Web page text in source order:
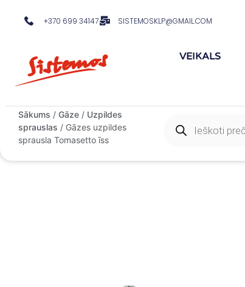
+370 699 34147 SISTEMOSKLP@GMAIL.COM
VEIKALS
Sākums / Gāze / Uzpildes
sprauslas / Gāzes uzpildes
sprausla Tomasetto īss